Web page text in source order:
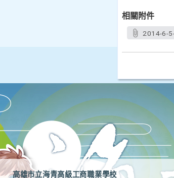
相關附件
2014-6-
高雄市立海青高級工商職業學校